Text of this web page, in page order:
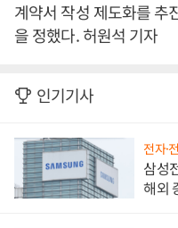
계약서 작성 제도화를 추
을 정했다. 허원석 기자
인기기사
전자·
삼성
해외